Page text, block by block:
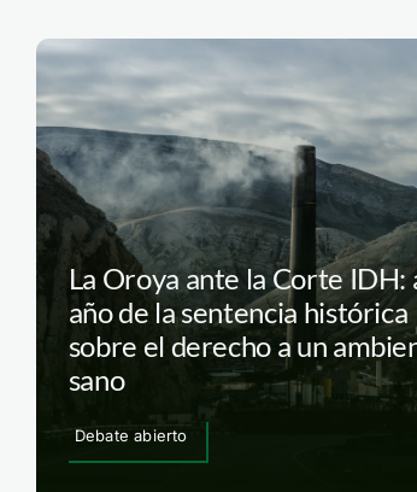
La Oroya ante la Corte IDH:
año de la sentencia histórica
sobre el derecho a un
sano
Debate abierto